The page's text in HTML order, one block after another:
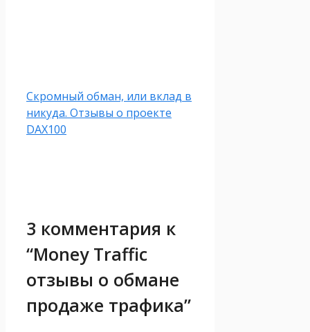
Скромный обман, или вклад в
никуда. Отзывы о проекте
DAX100
3 комментария к
“Money Traffic
отзывы о обмане
продаже трафика”